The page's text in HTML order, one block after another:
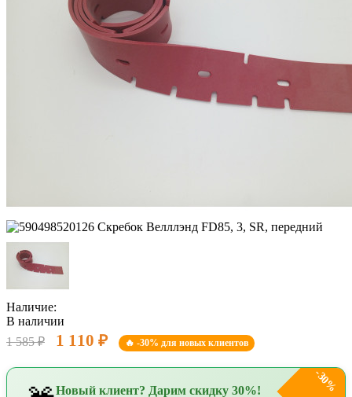
Наличие:
В наличии
1 585 ₽
1 110 ₽ 🔥 -30% для новых клиентов
-30%
Новый клиент? Дарим скидку 30%!